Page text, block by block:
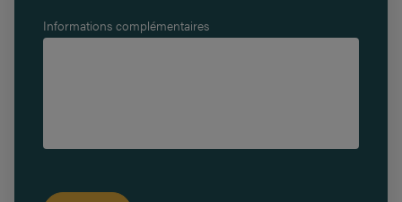
Informations complémentaires